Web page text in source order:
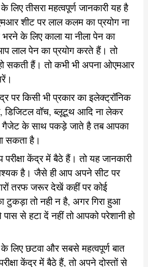
के लिए तीसरा महत्वपूर्ण जानकारी यह है
शीट पर लाल कलम का प्रयोग ना
के लिए काला या नीला पेन का
लाल पेन का प्रयोग करते हैं। तो
सकती हैं। तो कभी भी अपना ओएमआर
पर किसी भी प्रकार का इलेक्ट्रॉनिक
डिजिटल वॉच, ब्लूटूथ आदि ना लेकर
के साथ पकड़े जाते है तब आपका
सकता है।
केंद्र में बैठे हैं। तो यह जानकारी
है। जैसे ही आप अपने सीट पर
तरफ जरूर देखें कहीं पर कोई
तो नही न है, अगर गिरा हुआ
से हटा दें नहीं तो आपको परेशानी हो
के लिए छटवा और सबसे महत्वपूर्ण बात
केंद्र में बैठे हैं, तो अपने दोस्तों से